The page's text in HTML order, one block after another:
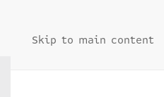
Skip to main content